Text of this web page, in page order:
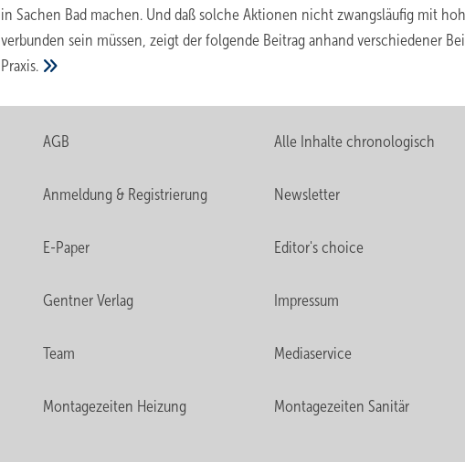
in Sachen Bad machen. Und daß solche Aktionen nicht zwangsläufig mit
verbunden sein müssen, zeigt der folgende Beitrag anhand verschiedener
Praxis.
AGB Alle Inhalte chronologisch
Anmeldung & Registrierung Newsletter
E-Paper Editor's choice
Gentner Verlag Impressum
Team Mediaservice
Montagezeiten Heizung Montagezeiten Sanitär